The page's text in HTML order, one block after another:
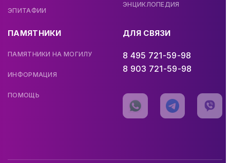
ЭПИТАФИИ
ЭНЦИКЛОПЕДИЯ
ПАМЯТНИКИ
ПАМЯТНИКИ НА МОГИЛУ
ИНФОРМАЦИЯ
ПОМОЩЬ
ДЛЯ СВЯЗИ
8 495 721-59-98
8 903 721-59-98